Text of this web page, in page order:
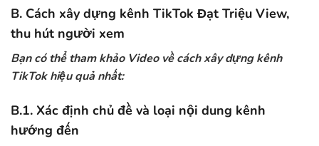
B. Cách xây dựng kênh TikTok Đạt Triệu View,
thu hút người xem
Bạn có thể tham khảo Video về cách xây dựng kênh
TikTok hiệu quả nhất:
B.1. Xác định chủ đề và loại nội dung kênh
hướng đến